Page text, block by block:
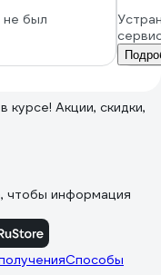
был
курсе! Акции, скидки,
чтобы информация
Способы